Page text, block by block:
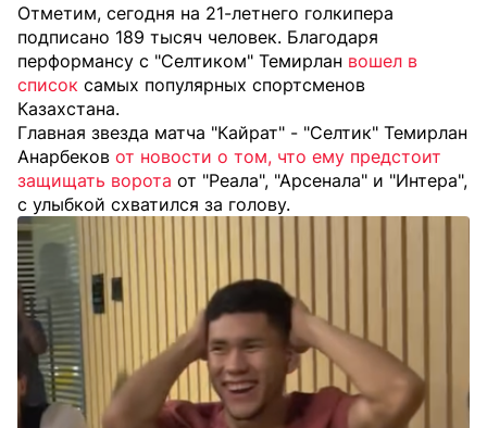
Отметим, сегодня на 21-летнего голкипера
подписано 189 тысяч человек. Благодаря
перформансу с "Селтиком" Темирлан вошел в
список самых популярных спортсменов
Казахстана.
Главная звезда матча "Кайрат" - "Селтик" Темирлан
Анарбеков от новости о том, что ему предстоит
защищать ворота от "Реала", "Арсенала" и "Интера",
с улыбкой схватился за голову.